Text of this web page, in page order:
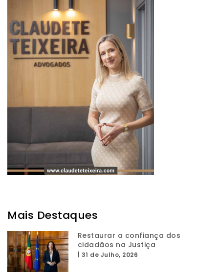
Mais Destaques
Restaurar a confiança dos
cidadãos na Justiça
31 de Julho, 2026